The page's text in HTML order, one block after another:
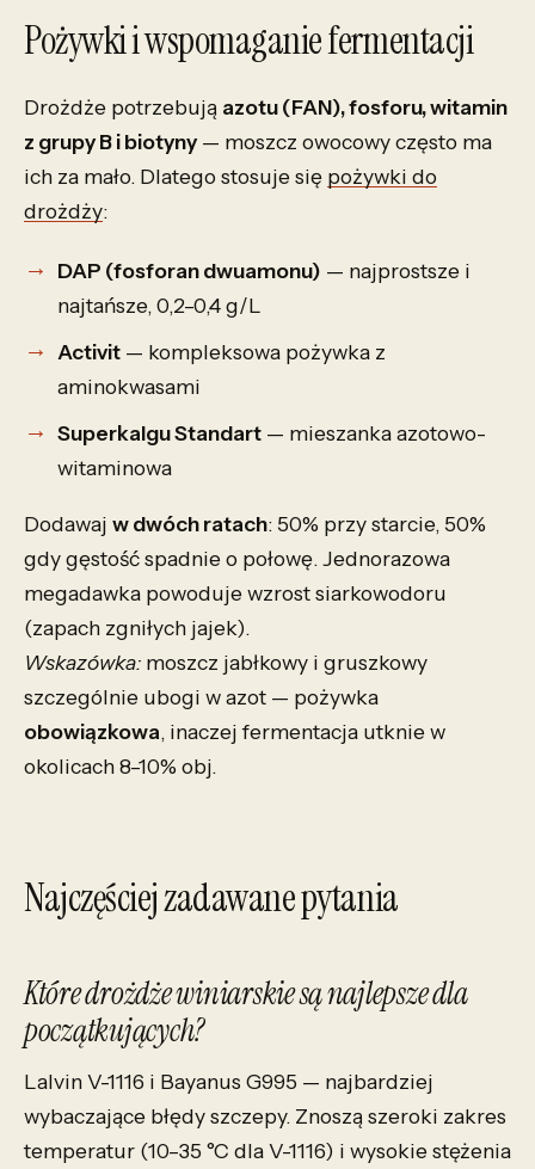
Pożywki i wspomaganie fermentacji
Drożdże potrzebują azotu (FAN), fosforu, witamin
z grupy B i biotyny— moszcz owocowy często ma
ich za mało. Dlatego stosuje się pożywki do
drożdży:
DAP (fosforan dwuamonu) — najprostsze i
najtańsze, 0,2–0,4 g/L
Activit — kompleksowa pożywka z
aminokwasami
Superkalgu Standart — mieszanka azotowo-
witaminowa
Dodawaj w dwóch ratach: 50% przy starcie, 50%
gdy gęstość spadnie o połowę. Jednorazowa
megadawka powoduje wzrost siarkowodoru
(zapach zgniłych jajek).
Wskazówka: moszcz jabłkowy i gruszkowy
szczególnie ubogi w azot — pożywka
obowiązkowa, inaczej fermentacja utknie w
okolicach 8–10% obj.
Najczęściej zadawane pytania
Które drożdże winiarskie są najlepsze dla
początkujących?
Lalvin V-1116 i Bayanus G995 — najbardziej
wybaczające błędy szczepy. Znoszą szeroki zakres
temperatur (10–35 °C dla V-1116) i wysokie stężenia